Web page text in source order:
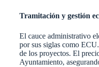
Tramitación y gestión
El cauce administrativo
por sus siglas como
de los proyectos. El
Ayuntamiento,